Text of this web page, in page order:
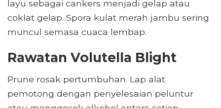
layu sebagai cankers menjadi gelap atau
coklat gelap. Spora kulat merah jambu sering
muncul semasa cuaca lembap.
Rawatan Volutella Blight
Prune rosak pertumbuhan. Lap alat
pemotong dengan penyelesaian peluntur